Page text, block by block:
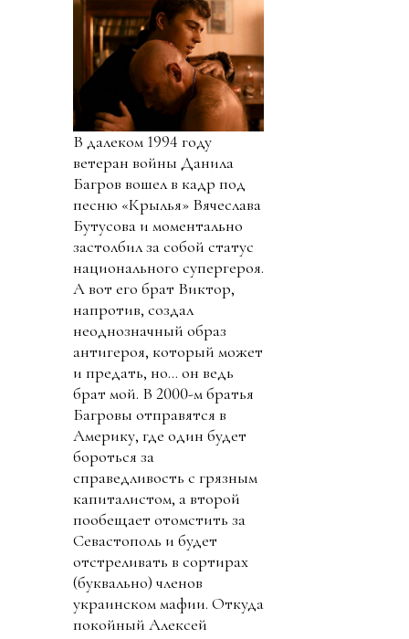
В далеком 1994 году
ветеран войны Данила
Багров вошел в кадр под
песню «Крылья» Вячеслава
Бутусова и моментально
застолбил за собой статус
национального супергероя.
А вот его брат Виктор,
напротив, создал
неоднозначный образ
антигероя, который может
и предать, но… он ведь
брат мой. В 2000-м братья
Багровы отправятся в
Америку, где один будет
бороться за
справедливость с грязным
капиталистом, а второй
пообещает отомстить за
Севастополь и будет
отстреливать в сортирах
(буквально) членов
украинском мафии. Откуда
покойный Алексей